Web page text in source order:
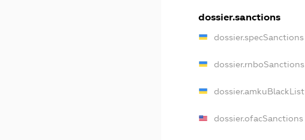
dossier.sanctions
dossier.specSanctions
dossier.rnboSanctions
dossier.amkuBlackList
dossier.ofacSanctions